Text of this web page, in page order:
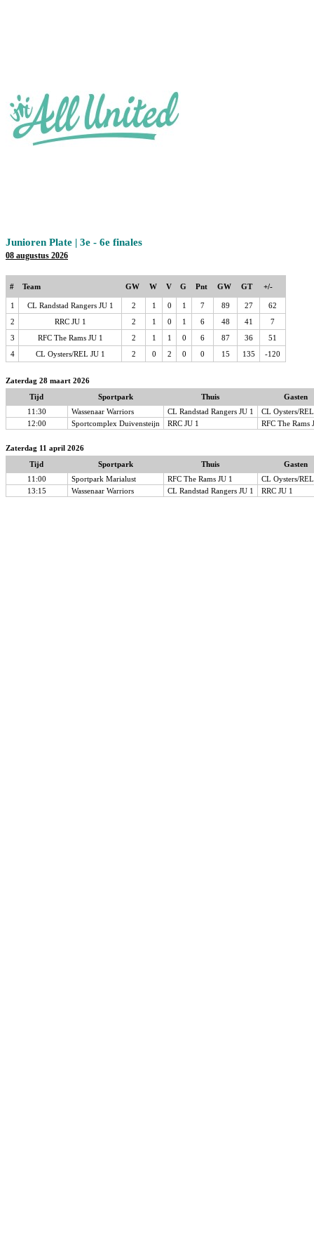
Junioren Plate | 3e - 6e finales
08 augustus 2026
# Team GW W V G Pnt GW GT +/-
1 CL Randstad Rangers JU 1 2 1 0 1 7 89 27
62
2
RRC JU 1 2 1 0 1 6 48 41
7
3
RFC The Rams JU 1 2 1 1 0 6 87 36
51
4
CL Oysters/REL JU 1 2 0 2 0 0 15 135 -120
Zaterdag 28 maart 2026
Tijd
Sportpark Thuis
Gasten
11:30
Wassenaar Warriors CL Randstad Rangers JU 1
CL Oysters/
12:00
Sportcomplex Duivensteijn RRC JU 1 RFC The Rams
Zaterdag 11 april 2026
Tijd
Sportpark Thuis
Gasten
11:00
Sportpark Marialust RFC The Rams JU 1
CL Oysters/
13:15
Wassenaar Warriors CL Randstad Rangers JU 1 RRC JU 1